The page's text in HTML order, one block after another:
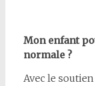
Mon enfant
normale ?
Avec le